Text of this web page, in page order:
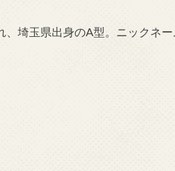
埼玉県出身のA型。ニックネー